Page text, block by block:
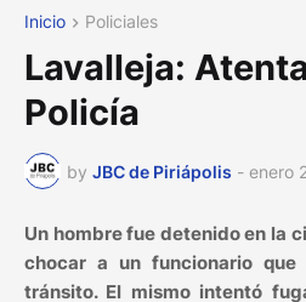
Inicio Policiales
Lavalleja:
Policía
by JBC de Piriápolis - enero
Un hombre fue detenido en la
chocar a un funcionario
tránsito. El mismo intentó